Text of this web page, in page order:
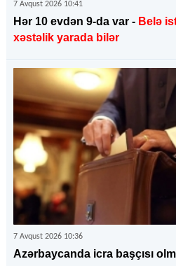
7 Avqust 2026 10:41
Hər 10 evdən 9-da var - Belə
xəstəlik yarada bilər
7 Avqust 2026 10:36
Azərbaycanda icra başçısı